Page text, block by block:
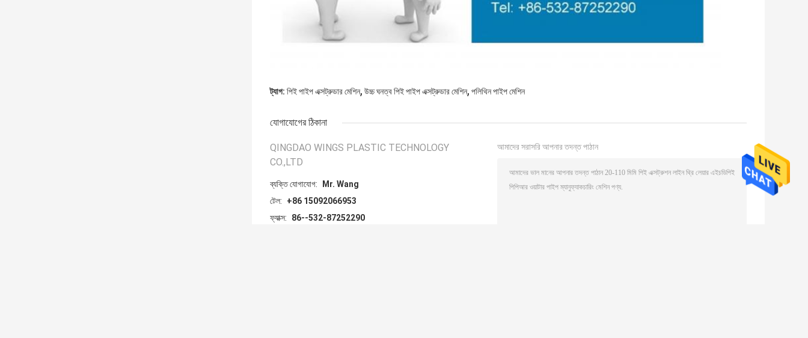
ট্যাগ: পিই পাইপ এক্সট্রুডার মেশিন, উচ্চ ঘনত্ব পিই পাইপ এক্সট্রুডার মেশিন, পলিথিন পাইপ মেশিন
যোগাযোগের ঠিকানা
QINGDAO WINGS PLASTIC TECHNOLOGY
CO.,LTD
ব্যক্তি যোগাযোগ:
Mr. Wang
টেল:
+86 15092066953
ফ্যাক্স:
86--532-87252290
আমাদের সরাসরি আপনার তদন্ত পাঠান